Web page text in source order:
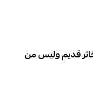
قديم وليس من